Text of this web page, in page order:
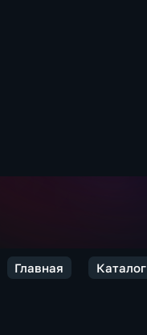
Главная Каталог